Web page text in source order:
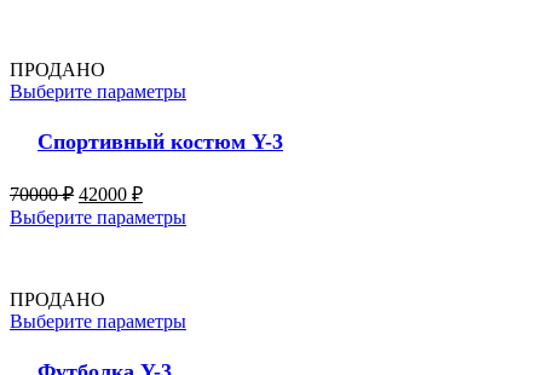
ПРОДАНО
Выберите параметры
Спортивный костюм Y-3
70000₽ 42000 ₽
Выберите параметры
ПРОДАНО
Выберите параметры